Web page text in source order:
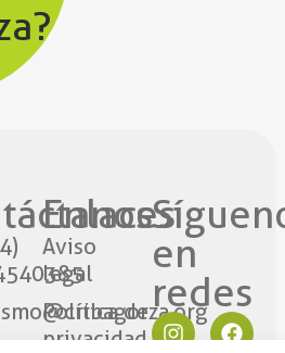
Enlaces
Aviso
legal
Política de
privacidad
en
redes​